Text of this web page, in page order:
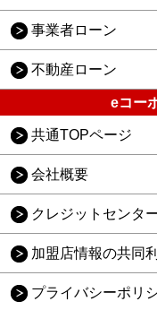
事業者ローン
不動産ローン
eコー
共通TOPページ
会社概要
クレジットセンタ
加盟店情報の共同
プライバシーポリ